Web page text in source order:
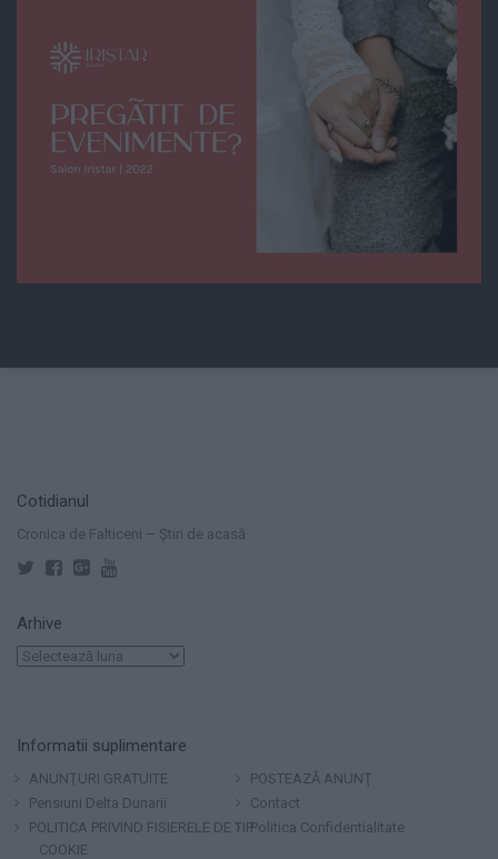
Cotidianul
Cronica de Falticeni – Știri de acasă
Arhive
Arhive
Informatii suplimentare
ANUNŢURI GRATUITE
POSTEAZĂ ANUNŢ
Pensiuni Delta Dunarii
Contact
POLITICA PRIVIND FISIERELE DE TIP
COOKIE
Politica Confidentialitate